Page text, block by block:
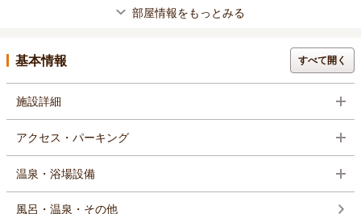
部屋情報をもっとみる
基本情報 すべて開く
施設詳細
アクセス・パーキング
温泉・浴場設備
風呂・温泉・その他